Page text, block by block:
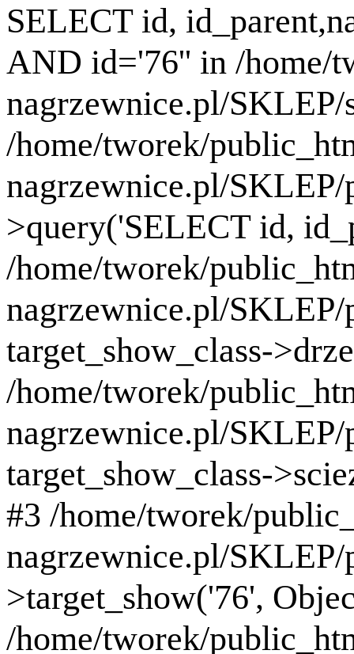
SELECT id,
AND id='76'' in /home/
nagrzewnice.pl/
/home/tworek/
nagrzewnice.pl/
>query('SELECT id,
/home/tworek/
nagrzewnice.pl/
target_show_class-
/home/tworek/
nagrzewnice.pl/
target_show_class-
#3 /home/tworek/
nagrzewnice.pl/
>target_show('76',
/home/tworek/